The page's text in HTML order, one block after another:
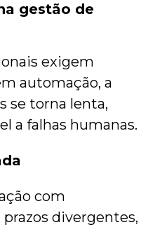
gestão de
exigem
automação, a
se torna lenta,
a falhas humanas.
com
divergentes,